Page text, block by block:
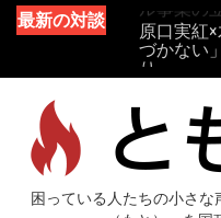
最新の対談
原口実紅
づかない
り